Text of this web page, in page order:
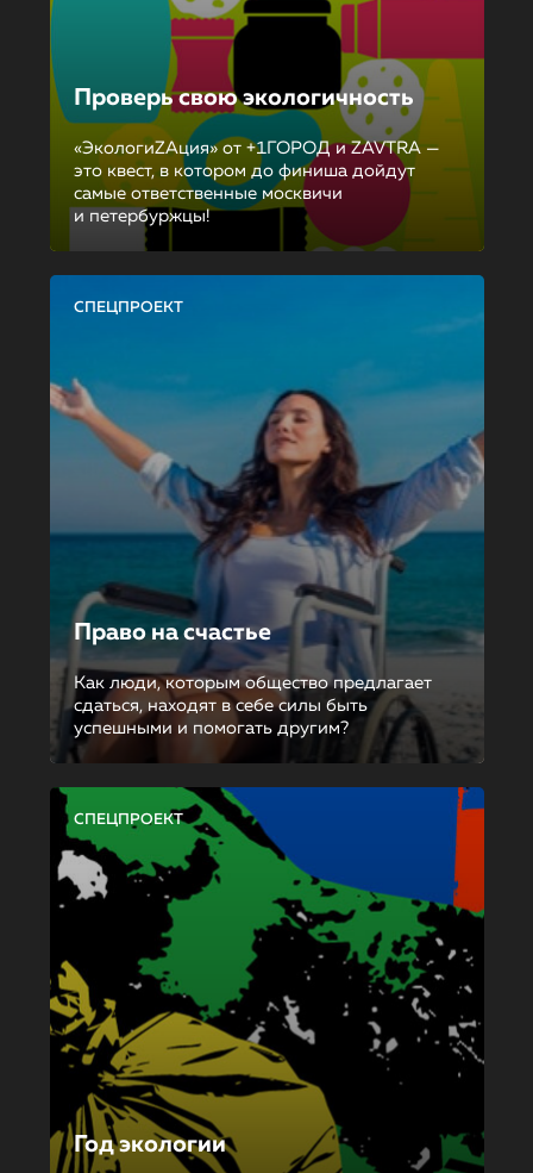
Проверь свою экологичность
«ЭкологиZAция» от +1ГОРОД и ZAVTRA —
это квест, в котором до финиша дойдут
самые ответственные москвичи
и петербуржцы!
СПЕЦПРОЕКТ
Право на счастье
Как люди, которым общество предлагает
сдаться, находят в себе силы быть
успешными и помогать другим?
СПЕЦПРОЕКТ
Год экологии